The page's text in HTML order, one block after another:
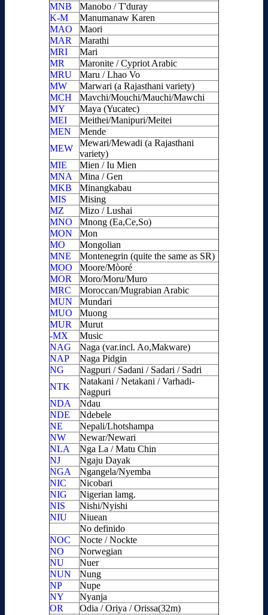
MNB
Manobo / T'duray
K-M
Manumanaw Karen
MAO
Maori
MAR
Marathi
MRI
Mari
MR
Maronite / Cypriot Arabic
MRU
Maru / Lhao Vo
MW
Marwari (a Rajasthani variety)
MCH
Mavchi/Mouchi/Mauchi/Mawchi
MY
Maya (Yucatec)
MEI
Meithei/Manipuri/Meitei
MEN
Mende
MEW
Mewari/Mewadi (a Rajasthani
variety)
MIE
Mien / Iu Mien
MNA
Mina / Gen
MKB
Minangkabau
MIS
Mising
MZ
Mizo / Lushai
MNO
Mnong (Ea,Ce,So)
MON
Mon
MO
Mongolian
MNE
Montenegrin (quite the same as SR)
MOO
Moore/Mòoré
MOR
Moro/Moru/Muro
MRC
Moroccan/Mugrabian Arabic
MUN
Mundari
MUO
Muong
MUR
Murut
-MX
Music
NAG
Naga (var.incl. Ao,Makware)
NAP
Naga Pidgin
NG
Nagpuri / Sadani / Sadari / Sadri
NTK
Natakani / Netakani / Varhadi-
Nagpuri
NDA
Ndau
NDE
Ndebele
NE
Nepali/Lhotshampa
NW
Newar/Newari
NLA
Nga La / Matu Chin
NJ
Ngaju Dayak
NGA
Ngangela/Nyemba
NIC
Nicobari
NIG
Nigerian lamg.
NIS
Nishi/Nyishi
NIU
Niuean
No definido
NOC
Nocte / Nockte
NO
Norwegian
NU
Nuer
NUN
Nung
NP
Nupe
NY
Nyanja
OR
Odia / Oriya / Orissa(32m)